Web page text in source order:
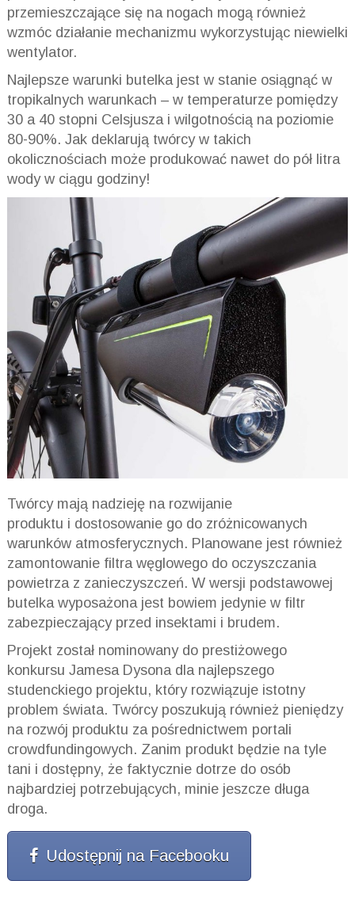
przemieszczające się na nogach mogą również
wzmóc działanie mechanizmu wykorzystując niewielki
wentylator.
Najlepsze warunki butelka jest w stanie osiągnąć w
tropikalnych warunkach – w temperaturze pomiędzy
30 a 40 stopni Celsjusza i wilgotnością na poziomie
80-90%. Jak deklarują twórcy w takich
okolicznościach może produkować nawet do pół litra
wody w ciągu godziny!
Twórcy mają nadzieję na rozwijanie
produktu i dostosowanie go do zróżnicowanych
warunków atmosferycznych. Planowane jest również
zamontowanie filtra węglowego do oczyszczania
powietrza z zanieczyszczeń. W wersji podstawowej
butelka wyposażona jest bowiem jedynie w filtr
zabezpieczający przed insektami i brudem.
Projekt został nominowany do prestiżowego
konkursu Jamesa Dysona dla najlepszego
studenckiego projektu, który rozwiązuje istotny
problem świata. Twórcy poszukują również pieniędzy
na rozwój produktu za pośrednictwem portali
crowdfundingowych. Zanim produkt będzie na tyle
tani i dostępny, że faktycznie dotrze do osób
najbardziej potrzebujących, minie jeszcze długa
droga.
Udostępnij na Facebooku